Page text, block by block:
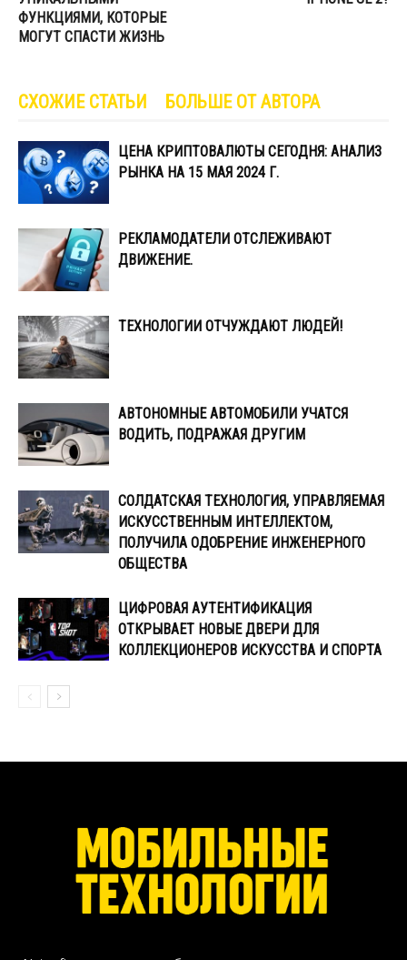
ФУНКЦИЯМИ, КОТОРЫЕ
МОГУТ СПАСТИ ЖИЗНЬ
СХОЖИЕ СТАТЬИ БОЛЬШЕ ОТ АВТОРА
ЦЕНА КРИПТОВАЛЮТЫ СЕГОДНЯ: АНАЛИЗ
РЫНКА НА 15 МАЯ 2024 Г.
РЕКЛАМОДАТЕЛИ ОТСЛЕЖИВАЮТ
ДВИЖЕНИЕ.
ТЕХНОЛОГИИ ОТЧУЖДАЮТ ЛЮДЕЙ!
АВТОНОМНЫЕ АВТОМОБИЛИ УЧАТСЯ
ВОДИТЬ, ПОДРАЖАЯ ДРУГИМ
СОЛДАТСКАЯ ТЕХНОЛОГИЯ, УПРАВЛЯЕМАЯ
ИСКУССТВЕННЫМ ИНТЕЛЛЕКТОМ,
ПОЛУЧИЛА ОДОБРЕНИЕ ИНЖЕНЕРНОГО
ОБЩЕСТВА
ЦИФРОВАЯ АУТЕНТИФИКАЦИЯ
ОТКРЫВАЕТ НОВЫЕ ДВЕРИ ДЛЯ
КОЛЛЕКЦИОНЕРОВ ИСКУССТВА И СПОРТА